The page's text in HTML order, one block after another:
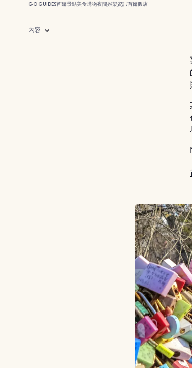
GO GUIDES首爾景點美食購物夜間娛樂資訊首爾飯店
內容